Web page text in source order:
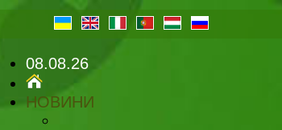
08.08.26
НОВИНИ